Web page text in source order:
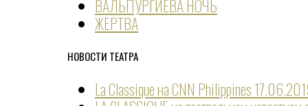
ВАЛЬПУРГИЕВА НОЧЬ
ЖЕРТВА
НОВОСТИ ТЕАТРА
La Classique на CNN Philippines